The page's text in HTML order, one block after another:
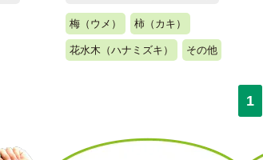
梅（ウメ） 柿（カキ）
花水木（ハナミズキ） その他
1